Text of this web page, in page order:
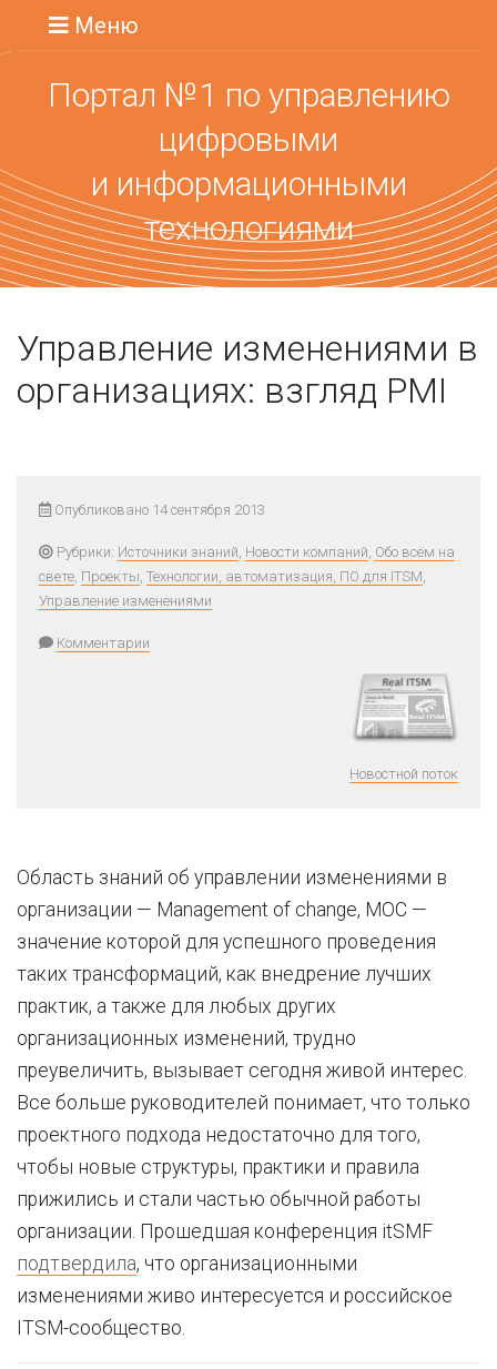
Меню
Портал №1 по управлению
цифровыми
и информационными
технологиями
Управление изменениями в
организациях: взгляд PMI
Опубликовано 14 сентября 2013
Рубрики: Источники знаний, Новости компаний, Обо всём на
свете, Проекты, Технологии, автоматизация, ПО для ITSM,
Управление изменениями
Комментарии
Новостной поток
Область знаний об управлении изменениями в
организации — Management of change, MOC —
значение которой для успешного проведения
таких трансформаций, как внедрение лучших
практик, а также для любых других
организационных изменений, трудно
преувеличить, вызывает сегодня живой интерес.
Все больше руководителей понимает, что только
проектного подхода недостаточно для того,
чтобы новые структуры, практики и правила
прижились и стали частью обычной работы
организации. Прошедшая конференция itSMF
подтвердила, что организационными
изменениями живо интересуется и российское
ITSM-сообщество.